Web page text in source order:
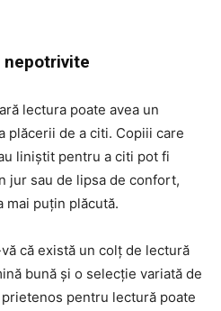
nepotrivite
lectura poate avea un
plăcerii de a citi. Copiii care
liniștit pentru a citi pot fi
jur sau de lipsa de confort,
mai puțin plăcută.
că există un colț de lectură
bună și o selecție variată de
pentru lectură poate